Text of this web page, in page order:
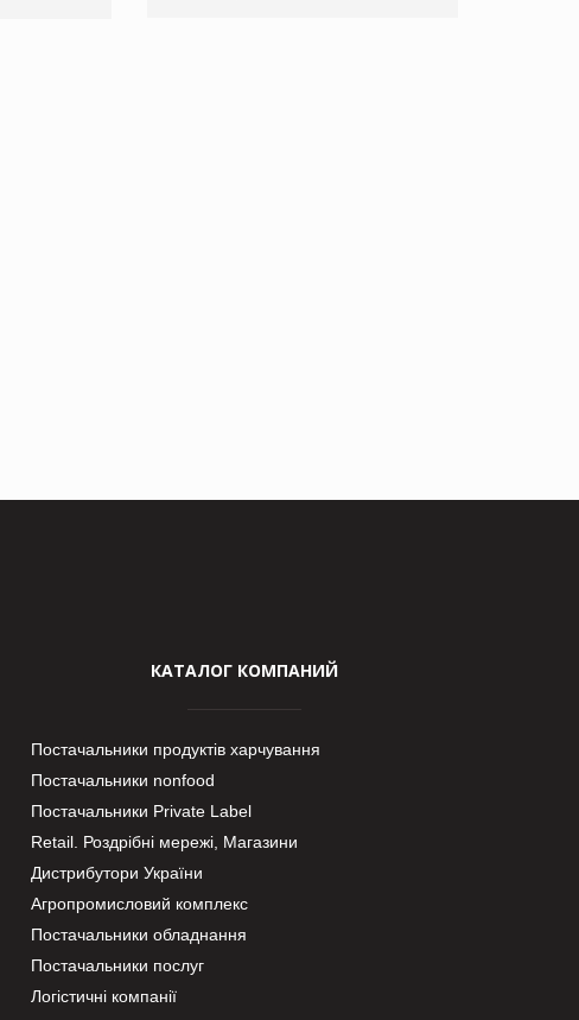
КАТАЛОГ КОМПАНИЙ
Постачальники продуктів харчування
Постачальники nonfood
Постачальники Private Label
Retail. Роздрібні мережі, Магазини
Дистрибутори України
Агропромисловий комплекс
Постачальники обладнання
Постачальники послуг
Логістичні компанії